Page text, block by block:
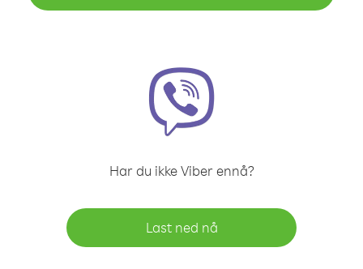
Har du ikke Viber ennå?
Last ned nå